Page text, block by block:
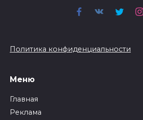
Политика конфиденциальности
Меню
Главная
Реклама